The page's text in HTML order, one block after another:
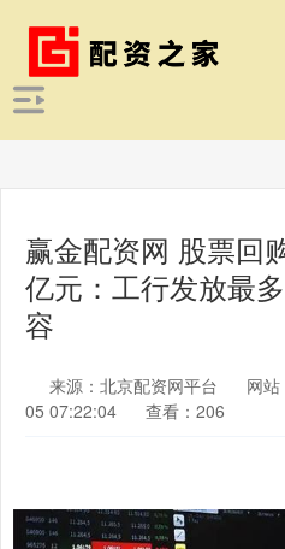
赢金配资网 股票回
亿元：工行发放最
容
来源：北京配资网平台 网
05 07:22:04
查看：206